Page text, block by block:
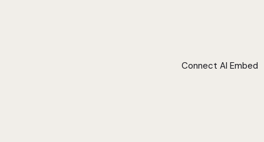
Connect AI Embed